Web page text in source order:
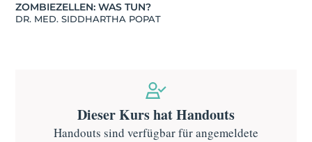
ZOMBIEZELLEN: WAS TUN?
DR. MED. SIDDHARTHA POPAT
Dieser Kurs hat Handouts
Handouts sind verfügbar für angemeldete